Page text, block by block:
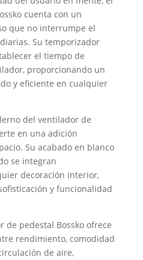
cuenta con un
que no interrumpe el
Su temporizador
el tiempo de
proporcionando un
y eficiente en cualquier
del ventilador de
en una adición
Su acabado en blanco
se integran
decoración interior,
y funcionalidad
de pedestal Bossko ofrece
rendimiento, comodidad
de aire,